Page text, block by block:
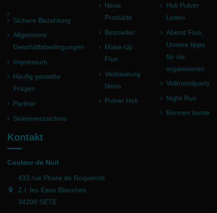
Sichere Bezahlung
Allgemeine
Geschäftsbedingungen
Impressum
Häufig gestellte
Fragen
Partner
Seitenverzeichnis
Neue
Produkte
Bestseller
Make-Up
Fluo
Verkleidung
Neon
Pulver Holi
Holi Pulver
Leiten
Abend Fluo,
Unsere tipps
für sie
organisieren
Vollmondparty
Night Run
Rennen bunte
Kontakt
Couleur de Nuit
433 rue Phare de Roquerols
Z.I. les Eaux Blanches
34200 SETE